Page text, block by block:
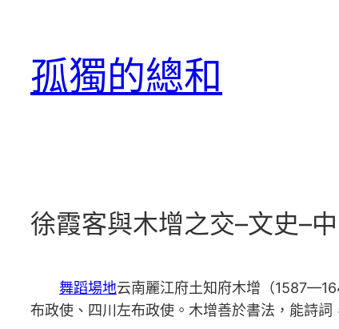
孤獨的總和
徐霞客與木增之交–文史–
舞蹈場地云南麗江府土知府木增（
布政使、四川左布政使。木增善於書法，能詩